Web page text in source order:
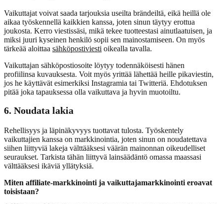
Vaikuttajat voivat saada tarjouksia useilta brändeiltä, eikä heillä ole
aikaa työskennellä kaikkien kanssa, joten sinun täytyy erottua
joukosta. Kerro viestissäsi, mikä tekee tuotteestasi ainutlaatuisen, ja
miksi juuri kyseinen henkilö sopii sen mainostamiseen. On myös
tärkeää aloittaa sähköpostiviesti oikealla tavalla.
Vaikuttajan sähköpostiosoite löytyy todennäköisesti hänen
profiilinsa kuvauksesta. Voit myös yrittää lähettää heille pikaviestin,
jos he käyttävät esimerkiksi Instagramia tai Twitteriä. Ehdotuksen
pitää joka tapauksessa olla vaikuttava ja hyvin muotoiltu.
6. Noudata lakia
Rehellisyys ja läpinäkyvyys tuottavat tulosta. Työskentely
vaikuttajien kanssa on markkinointia, joten sinun on noudatettava
siihen liittyviä lakeja välttääksesi väärän mainonnan oikeudelliset
seuraukset. Tarkista tähän liittyvä lainsäädäntö omassa maassasi
välttääksesi ikäviä yllätyksiä.
Miten affiliate-markkinointi ja vaikuttajamarkkinointi eroavat
toisistaan?